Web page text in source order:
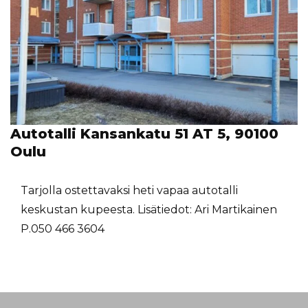
Autotalli Kansankatu 51 AT 5, 90100
Oulu
Tarjolla ostettavaksi heti vapaa autotalli
keskustan kupeesta. Lisätiedot: Ari Martikainen
P.050 466 3604